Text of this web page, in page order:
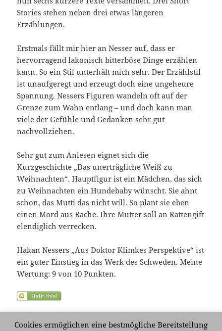
Stories stehen neben drei etwas längeren
Erzählungen.
Erstmals fällt mir hier an Nesser auf, dass er
hervorragend lakonisch bitterböse Dinge erzählen
kann. So ein Stil unterhält mich sehr. Der Erzählstil
ist unaufgeregt und erzeugt doch eine ungeheure
Spannung. Nessers Figuren wandeln oft auf der
Grenze zum Wahn entlang – und doch kann man
viele der Gefühle und Gedanken sehr gut
nachvollziehen.
Sehr gut zum Anlesen eignet sich die
Kurzgeschichte „Das unerträgliche Weiß zu
Weihnachten“. Hauptfigur ist ein Mädchen, das sich
zu Weihnachten ein Hundebaby wünscht. Sie ahnt
schon, das Mutti das nicht will. So plant sie eben
einen Mord aus Rache. Ihre Mutter soll an Rattengift
elendiglich verrecken.
Hakan Nessers „Aus Doktor Klimkes Perspektive“ ist
ein guter Einstieg in das Werk des Schweden. Meine
Wertung: 9 von 10 Punkten.
Cookies ermöglichen eine bestmögliche Bereitstellung